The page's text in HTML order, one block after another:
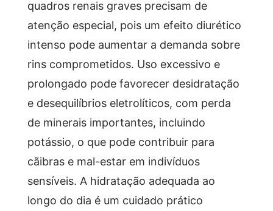
quadros renais graves precisam de
atenção especial, pois um efeito diurético
intenso pode aumentar a demanda sobre
rins comprometidos. Uso excessivo e
prolongado pode favorecer desidratação
e desequilíbrios eletrolíticos, com perda
de minerais importantes, incluindo
potássio, o que pode contribuir para
cãibras e mal-estar em indivíduos
sensíveis. A hidratação adequada ao
longo do dia é um cuidado prático